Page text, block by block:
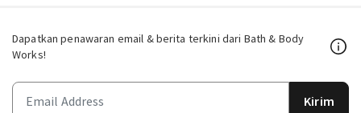
Dapatkan penawaran email & berita terkini dari Bath & Body
Works!
Kirim